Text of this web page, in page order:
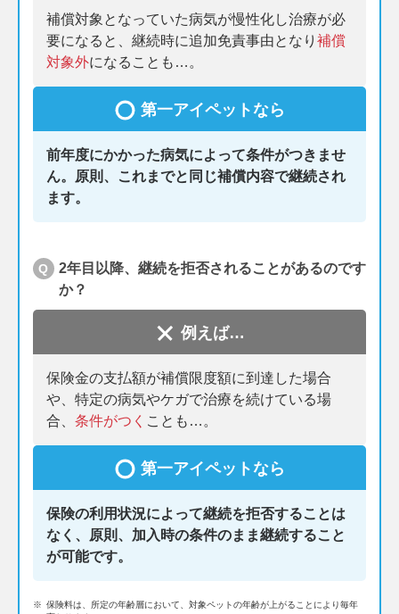
補償対象となっていた病気が慢性化し治療が必
要になると、継続時に追加免責事由となり 補償
対象外になることも…。
第一アイペットなら
前年度にかかった病気によって条件がつきませ
ん。原則、これまでと同じ補償内容で継続され
ます。
Q
2年目以降、継続を拒否されることがあるのです
か？
例えば…
保険金の支払額が補償限度額に到達した場合
や、特定の病気やケガで治療を続けている場
合、 条件がつく ことも…。
第一アイペットなら
保険の利用状況によって継続を拒否することは
なく、原則、加入時の条件のまま継続すること
が可能です。
※ 保険料は、所定の年齢層において、対象ペットの年齢が上がることにより毎年